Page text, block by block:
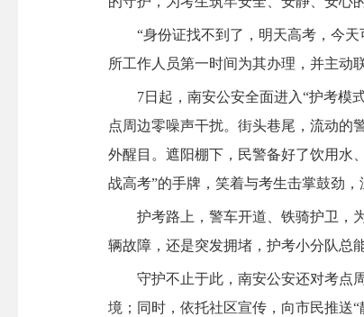
“身份证找不到了，明天高考，今天
所工作人员第一时间为其办理，并主动
7日起，南安公安全面进入“护考模式
点周边零噪声干扰。街头巷尾，流动的
外醒目。遮阳棚下，民警备好了饮用水
战高考”的手牌，笑着与考生击掌鼓劲
护考路上，警车开道、铁骑护卫，为
辆故障，还是突发拥堵，护考小分队总
守护不止于此，南安公安还对考点周
境；同时，依托社区宣传，向市民推送